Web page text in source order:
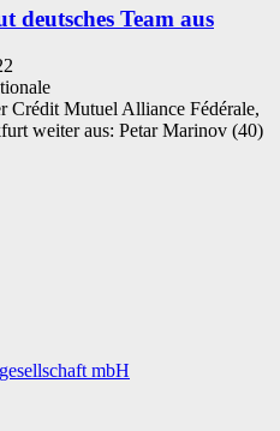
Team aus
Crédit Mutuel Alliance Fédérale,
weiter aus: Petar Marinov (40)
mbH